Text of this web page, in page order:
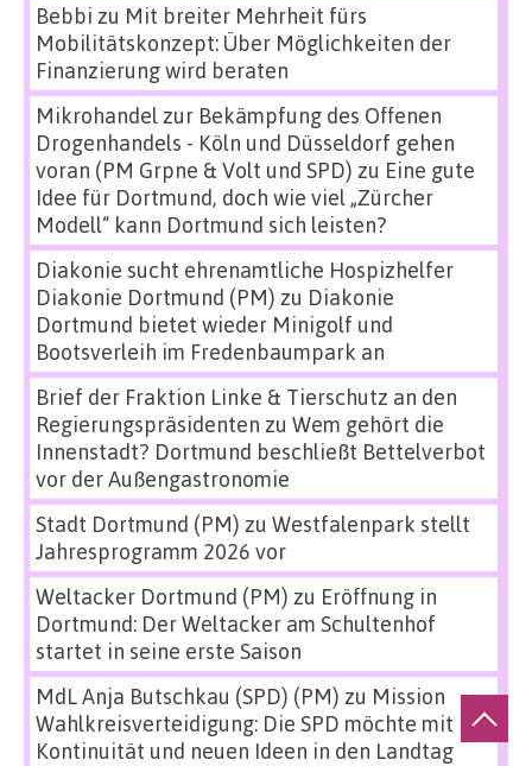
Bebbi zu Mit breiter Mehrheit fürs
Mobilitätskonzept: Über Möglichkeiten der
Finanzierung wird beraten
Mikrohandel zur Bekämpfung des Offenen
Drogenhandels - Köln und Düsseldorf gehen
voran (PM Grpne & Volt und SPD) zu Eine gute
Idee für Dortmund, doch wie viel „Zürcher
Modell“ kann Dortmund sich leisten?
Diakonie sucht ehrenamtliche Hospizhelfer
Diakonie Dortmund (PM) zu Diakonie
Dortmund bietet wieder Minigolf und
Bootsverleih im Fredenbaumpark an
Brief der Fraktion Linke & Tierschutz an den
Regierungspräsidenten zu Wem gehört die
Innenstadt? Dortmund beschließt Bettelverbot
vor der Außengastronomie
Stadt Dortmund (PM) zu Westfalenpark stellt
Jahresprogramm 2026 vor
Weltacker Dortmund (PM) zu Eröffnung in
Dortmund: Der Weltacker am Schultenhof
startet in seine erste Saison
MdL Anja Butschkau (SPD) (PM) zu Mission
Wahlkreisverteidigung: Die SPD möchte mit
Kontinuität und neuen Ideen in den Landtag